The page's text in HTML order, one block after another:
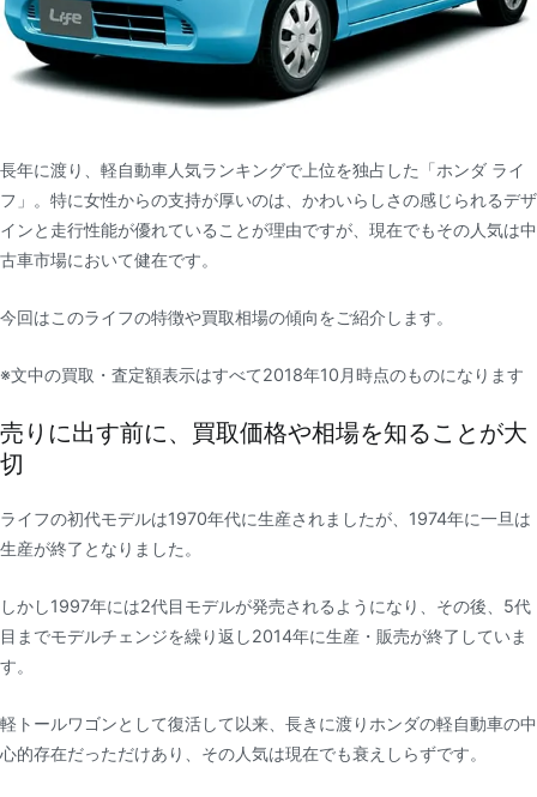
長年に渡り、軽自動車人気ランキングで上位を独占した「ホンダ ライ
フ」。特に女性からの支持が厚いのは、かわいらしさの感じられるデザ
インと走行性能が優れていることが理由ですが、現在でもその人気は中
古車市場において健在です。
今回はこのライフの特徴や買取相場の傾向をご紹介します。
※文中の買取・査定額表示はすべて2018年10月時点のものになります
売りに出す前に、買取価格や相場を知ることが大
切
ライフの初代モデルは1970年代に生産されましたが、 1974年に一旦は
生産が終了となりました。
しかし1997年には2代目モデルが発売されるようになり、その後、 5代
目までモデルチェンジを繰り返し2014年に生産・販売が終了していま
す。
軽トールワゴンとして復活して以来、長きに渡りホンダの軽自動車の中
心的存在だっただけあり、その人気は現在でも衰えしらずです。